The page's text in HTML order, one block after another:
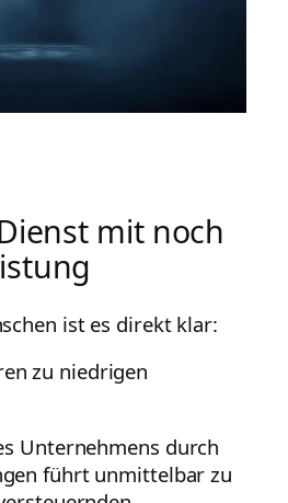
mit noch
ist es direkt klar:
zu niedrigen
Unternehmens durch
führt unmittelbar zu